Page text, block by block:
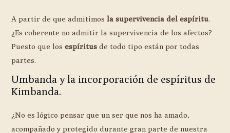
A partir de que admitimosla supervivencia del espíritu.
¿Es coherente no admitir la supervivencia de los afectos?
Puesto que losespíritus de todo tipo están por todas
partes.
Umbanda y la incorporación de espíritus de
Kimbanda.
¿No es lógico pensar que un ser que nos ha amado,
acompañado y protegido durante gran parte de nuestra